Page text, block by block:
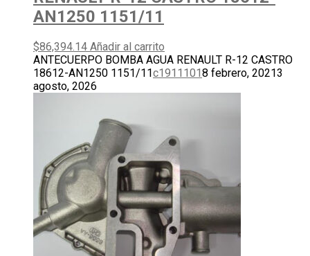
AN1250 1151/11
$86,394.14 Añadir al carrito
ANTECUERPO BOMBA AGUA RENAULT R-12 CASTRO
18612-AN1250 1151/11c1911101 8 febrero, 20213
agosto, 2026